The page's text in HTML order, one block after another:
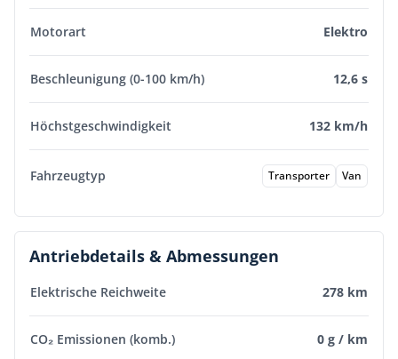
Motorart Elektro
Beschleunigung (0-100 km/h) 12,6 s
Höchstgeschwindigkeit 132 km/h
Fahrzeugtyp Transporter Van
Antriebdetails & Abmessungen
Elektrische Reichweite 278 km
CO₂ Emissionen (komb.) 0 g / km